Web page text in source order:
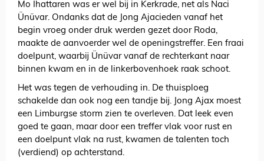
Mo Ihattaren was er wel bij in Kerkrade, net als Naci
Ünüvar. Ondanks dat de Jong Ajacieden vanaf het
begin vroeg onder druk werden gezet door Roda,
maakte de aanvoerder wel de openingstreffer. Een fraai
doelpunt, waarbij Ünüvar vanaf de rechterkant naar
binnen kwam en in de linkerbovenhoek raak schoot.
Het was tegen de verhouding in. De thuisploeg
schakelde dan ook nog een tandje bij. Jong Ajax moest
een Limburgse storm zien te overleven. Dat leek even
goed te gaan, maar door een treffer vlak voor rust en
een doelpunt vlak na rust, kwamen de talenten toch
(verdiend) op achterstand.